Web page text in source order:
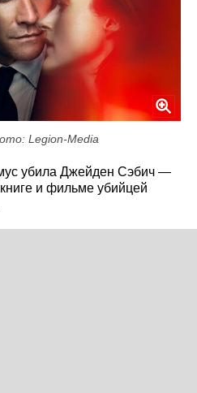
Legion-Media
убила Джейден Сэбич —
и фильме убийцей